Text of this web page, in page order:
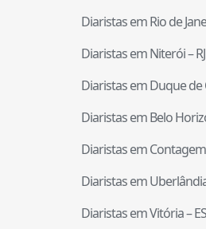
Diaristas emRio de
Diaristas emNiterói–RJ
Diaristas emDuque de
Diaristas emBelo
Diaristas emContagem
Diaristas em
Diaristas emVitória–ES